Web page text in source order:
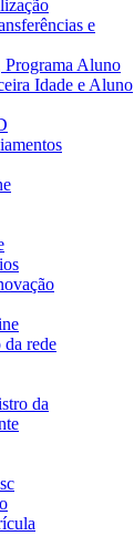
e
Aluno
Idade e Aluno
da rede
da